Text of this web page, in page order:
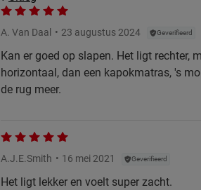
A. Van Daal 23 augustus 2024 Geverifieerd
Kan er goed op slapen. Het ligt rechter,
horizontaal, dan een kapokmatras, 's
de rug meer.
A.J.E.Smith 16 mei 2021 Geverifieerd
Het ligt lekker en voelt super zacht.